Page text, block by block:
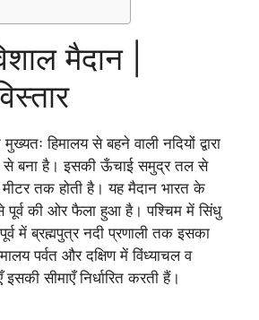
मैदान |
हिमालय से बहने वाली नदियों द्वारा
से बना है। इसकी ऊँचाई समुद्र तल से
तक होती है। यह मैदान भारत के
पूर्व की ओर फैला हुआ है। पश्चिम में सिंधु
में ब्रह्मपुत्र नदी प्रणाली तक इसका
पर्वत और दक्षिण में विंध्याचल व
सीमाएँ निर्धारित करती हैं।